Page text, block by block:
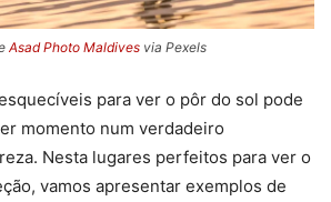
Asad Photo Maldivesvia Pexels
para ver o pôr do sol pode
momento num verdadeiro
Nesta lugares perfeitos para ver o
vamos apresentar exemplos de